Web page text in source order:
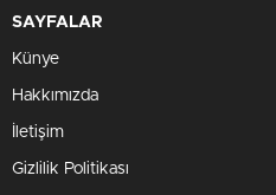
SAYFALAR
Künye
Hakkımızda
İletişim
Gizlilik Politikası